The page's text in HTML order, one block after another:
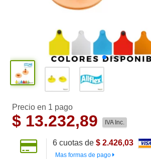
Precio en 1 pago
$ 13.232,89 IVA Inc.
6cuotas de $ 2.426,03
Mas formas de pago